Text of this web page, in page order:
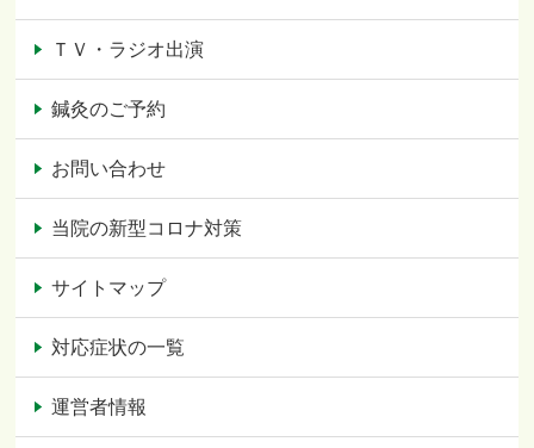
ＴＶ・ラジオ出演
鍼灸のご予約
お問い合わせ
当院の新型コロナ対策
サイトマップ
対応症状の一覧
運営者情報